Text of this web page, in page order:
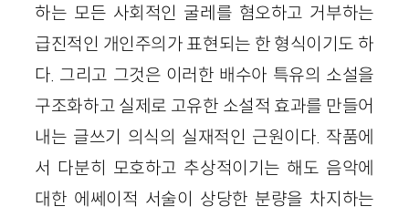
하는 모든 사회적인 굴레를 혐오하고 거부하는
급진적인 개인주의가 표현되는 한 형식이기도 하
다. 그리고 그것은 이러한 배수아 특유의 소설을
구조화하고 실제로 고유한 소설적 효과를 만들어
내는 글쓰기 의식의 실재적인 근원이다. 작품에
서 다분히 모호하고 추상적이기는 해도 음악에
대한 에쎄이적 서술이 상당한 분량을 차지하는